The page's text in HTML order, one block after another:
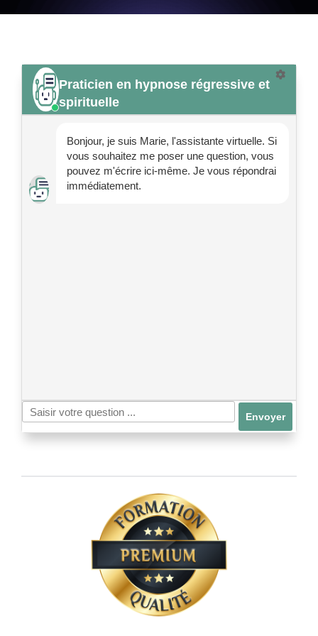
Praticien en hypnose régressive et
spirituelle
Bonjour, je suis Marie, l'assistante virtuelle. Si
vous souhaitez me poser une question, vous
pouvez m'écrire ici-même. Je vous répondrai
immédiatement.
Envoyer